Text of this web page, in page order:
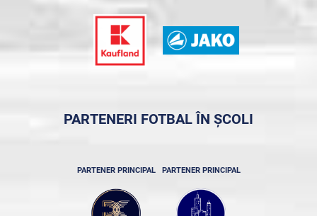
PARTENERI FOTBAL ÎN ȘCOLI
PARTENER PRINCIPAL PARTENER PRINCIPAL